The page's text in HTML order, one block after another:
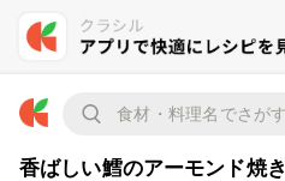
香ばしい鱈のアーモンド焼き